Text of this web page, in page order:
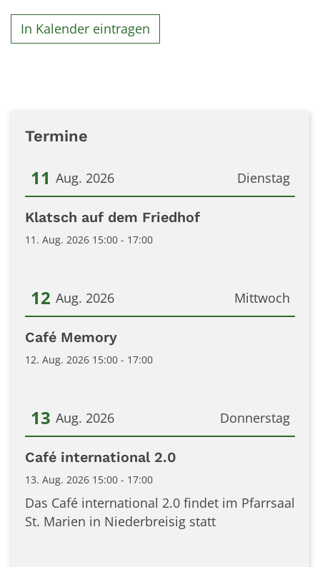
In Kalender eintragen
Termine
Dienstag
11 Aug. 2026
Datum: 11. August 2026
Klatsch auf dem Friedhof
11. Aug. 2026 15:00 - 17:00
Mittwoch
12 Aug. 2026
Datum: 12. August 2026
Café Memory
12. Aug. 2026 15:00 - 17:00
Donnerstag
13 Aug. 2026
Datum: 13. August 2026
Café international 2.0
13. Aug. 2026 15:00 - 17:00
Das Café international 2.0 findet im Pfarrsaal
St. Marien in Niederbreisig statt